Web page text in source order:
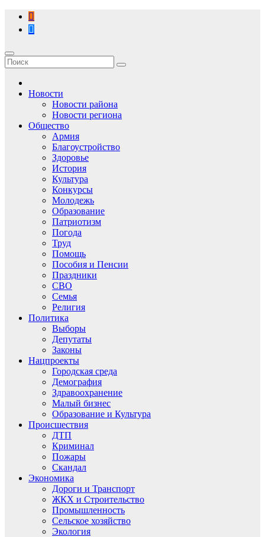
Перейти
содержимому
Новости
Новости района
Новости региона
Общество
Армия
Благоустройство
Здоровье
История
Культура
Конкурсы
Молодежь
Образование
Патриотизм
Погода
Труд
Помощь
Пособия и Пенсии
Праздники
СВО
Семья
Религия
Политика
Выборы
Депутаты
Законы
Нацпроекты
Городская среда
Демография
Здравоохранение
Малый бизнес
Образование и Культура
Происшествия
ДТП
Криминал
Пожары
Скандал
Экономика
Дороги и Транспорт
ЖКХ и Строительство
Промышленность
Сельское хозяйство
Экология